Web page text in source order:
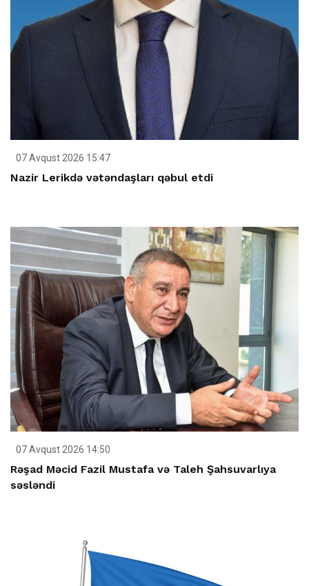
07 Avqust 2026 15:47
Nazir Lerikdə vətəndaşları qəbul etdi
07 Avqust 2026 14:50
Rəşad Məcid Fazil Mustafa və Taleh Şahsuvarlıya
səsləndi